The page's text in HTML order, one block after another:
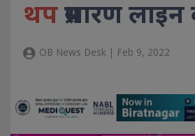
थपप्रसारण
OB News Desk | Feb 9, 2022